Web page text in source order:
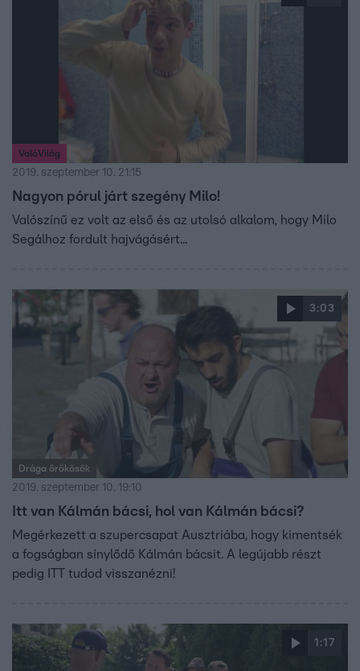
ValóVilág
2019. szeptember 10. 21:15
Nagyon pórul járt szegény Milo!
Valószínű ez volt az első és az utolsó alkalom, hogy Milo
Segálhoz fordult hajvágásért...
3:03
Drága örökösök
2019. szeptember 10. 19:10
Itt van Kálmán bácsi, hol van Kálmán bácsi?
Megérkezett a szupercsapat Ausztriába, hogy kimentsék
a fogságban sínylődő Kálmán bácsit. A legújabb részt
pedig ITT tudod visszanézni!
1:17